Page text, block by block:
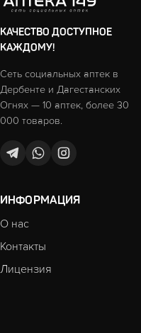
КАЧЕСТВО ДОСТУПНОЕ
КАЖДОМУ!
Сеть социальных аптек в
Дербенте и Дагестанских
Огнях — 10 аптек, более 30
000 товаров.
ИНФОРМАЦИЯ
О нас
Контакты
Лицензия